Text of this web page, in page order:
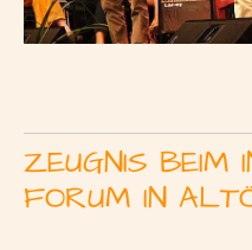
ZEUGNIS BEIM
FORUM IN